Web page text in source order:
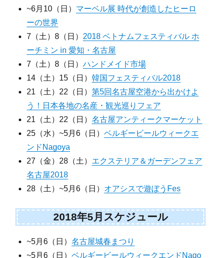
~6月10（日） マーベル展 時代が創造したヒーロ
ーの世界
7（土）8（日） 2018 ベトナムフェスティバル ホ
ーチミン in 愛知・名古屋
7（土）8（日）ハンドメイド市場
14（土）15（日）韓国フェスティバル2018
21（土）22（日）第5回名古屋空港から出かけよ
う！日本各地の名産・観光巡りフェア
21（土）22（日）名古屋アンティークマーケット
25（水）~5月6（日）ベルギービールウィークエ
ンドNagoya
27（金）28（土） エクステリア＆ガーデンフェア
名古屋2018
28（土）~5月6（日） オアシスで遊ぼうFes
2018年5月スケジュール
~5月6（日）名古屋城春まつり
~5月6（日）ベルギービールウィークエンドNago